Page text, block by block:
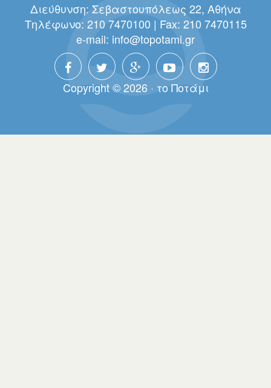
Διεύθυνση: Σεβαστουπόλεως 22, Αθήνα
Τηλέφωνο: 210 7470100 | Fax: 210 7470115
e-mail: info@topotami.gr
Copyright © 2026 · τo Πoτάμι